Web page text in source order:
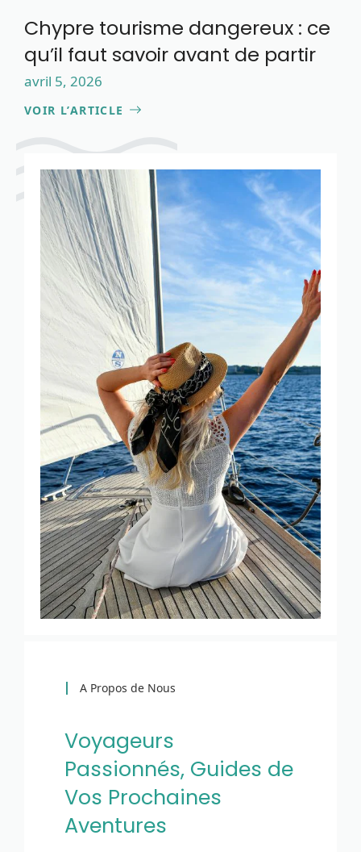
Chypre tourisme dangereux : ce
qu’il faut savoir avant de partir
avril 5, 2026
VOIR L’ARTICLE
A Propos de Nous
Voyageurs
Passionnés, Guides de
Vos Prochaines
Aventures